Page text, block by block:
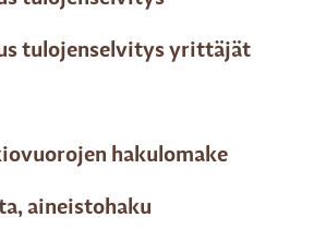
tulojenselvitys yrittäjät
hakulomake
aineistohaku